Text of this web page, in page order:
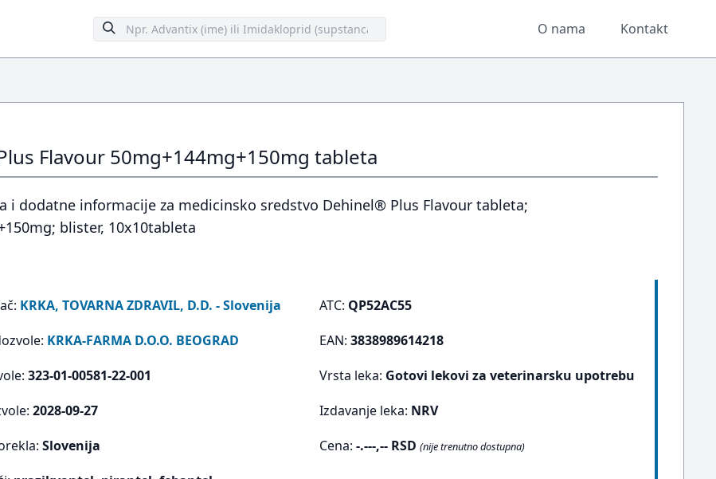
O nama Kontakt
Flavour 50mg+144mg+150mg tableta
i dodatne informacije za medicinsko sredstvo Dehinel® Plus Flavour tableta;
blister, 10x10tableta
KRKA, TOVARNA ZDRAVIL, D.D. - Slovenija
KRKA-FARMA D.O.O. BEOGRAD
323-01-00581-22-001
2028-09-27
Slovenija
ATC: QP52AC55
EAN:3838989614218
Vrsta leka: Gotovi lekovi za veterinarsku upotrebu
Izdavanje leka: NRV
Cena:-.---,-- RSD (nije trenutno dostupna)